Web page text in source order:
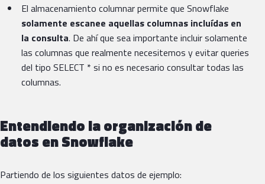
El almacenamiento columnar permite que Snowflake
solamente escanee aquellas columnas incluídas en
la consulta. De ahí que sea importante incluir solamente
las columnas que realmente necesitemos y evitar queries
del tipo SELECT * si no es necesario consultar todas las
columnas.
Entendiendo la organización de
datos en Snowflake
Partiendo de los siguientes datos de ejemplo: